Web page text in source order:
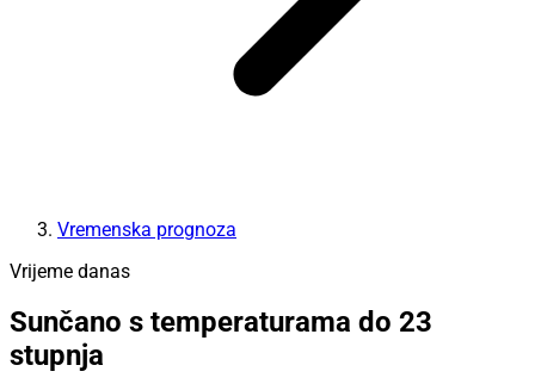
Vremenska prognoza
Vrijeme danas
Sunčano s temperaturama do 23
stupnja